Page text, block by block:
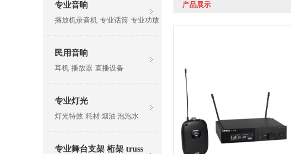
专业音响
播放机录音机 专业话筒 专业功放
民用音响
耳机 播放器 直播设备
专业灯光
灯光特效 耗材 烟油 泡泡水
专业舞台支架 桁架 truss
产品展示